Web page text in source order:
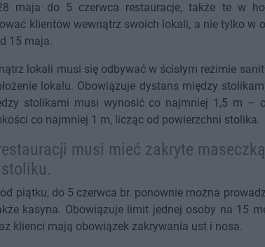
maja do 5 czerwca restauracje, także te w
klientów wewnątrz swoich lokali, a nie tylko w
15 maja.
lokali musi się odbywać w ścisłym reżimie
lokalu. Obowiązuje dystans między
stolikami musi wynosić co najmniej 1,5 m –
co najmniej 1 m, licząc od powierzchni stolika.
musi mieć zakryte
piątku, do 5 czerwca br. ponownie można
kasyna. Obowiązuje limit jednej osoby na 15
klienci mają obowiązek zakrywania ust i nosa.